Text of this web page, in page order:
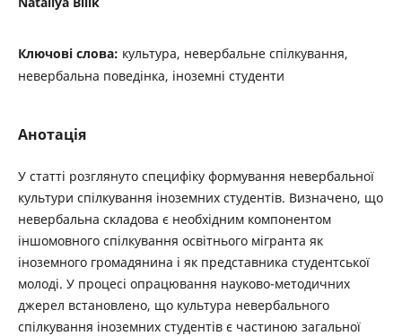
Ключові слова: культура, невербальне спілкування,
невербальна поведінка, іноземні студенти
Анотація
У статті розглянуто специфіку формування невербальної
культури спілкування іноземних студентів. Визначено, що
невербальна складова є необхідним компонентом
іншомовного спілкування освітнього мігранта як
іноземного громадянина і як представника студентської
молоді. У процесі опрацювання науково-методичних
джерел встановлено, що культура невербального
спілкування іноземних студентів є частиною загальної